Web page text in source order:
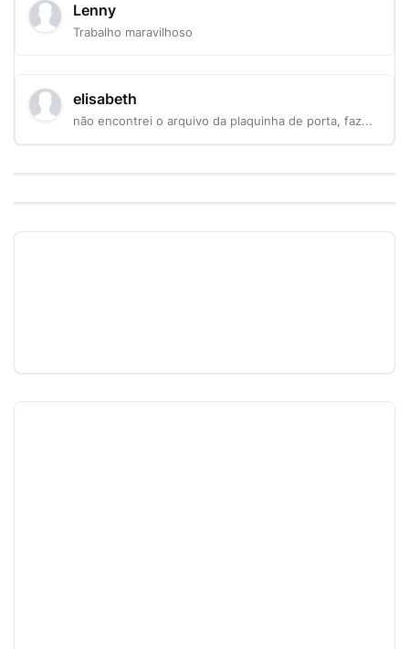
Lenny
Trabalho maravilhoso
elisabeth
não encontrei o arquivo da plaquinha de porta, faz...